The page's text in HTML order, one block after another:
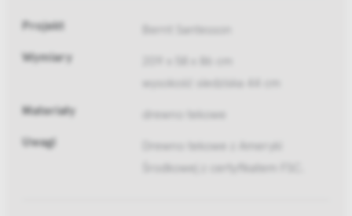
Projekt Bernt Santesson
Wymiary
209 x 58 x 86 cm
wysokość siedziska 44 cm
Materiały drewno tekowe
Uwagi
Drewno tekowe z Ameryki
Środkowej z certyfikatem FSC.